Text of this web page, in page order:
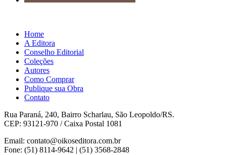
Home
A Editora
Conselho Editorial
Coleções
Autores
Como Comprar
Publique sua Obra
Contato
Rua Paraná, 240, Bairro Scharlau, São Leopoldo/RS.
CEP: 93121-970 / Caixa Postal 1081
Email: contato@oikoseditora.com.br
Fone: (51) 8114-9642 | (51) 3568-2848